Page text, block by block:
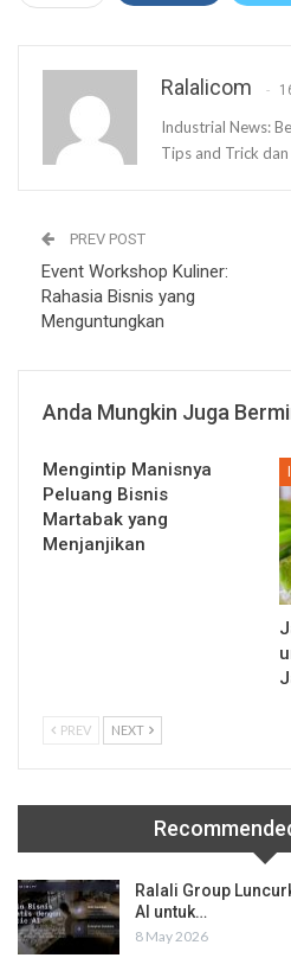
Ralalicom
Industrial News:
Tips and Trick
PREV POST
Event Workshop Kuliner:
Rahasia Bisnis yang
Menguntungkan
Anda Mungkin Juga
Mengintip Manisnya
Peluang Bisnis
Martabak yang
Menjanjikan
PREV NEXT
Ralali Group
AI untuk…
8 May 2026